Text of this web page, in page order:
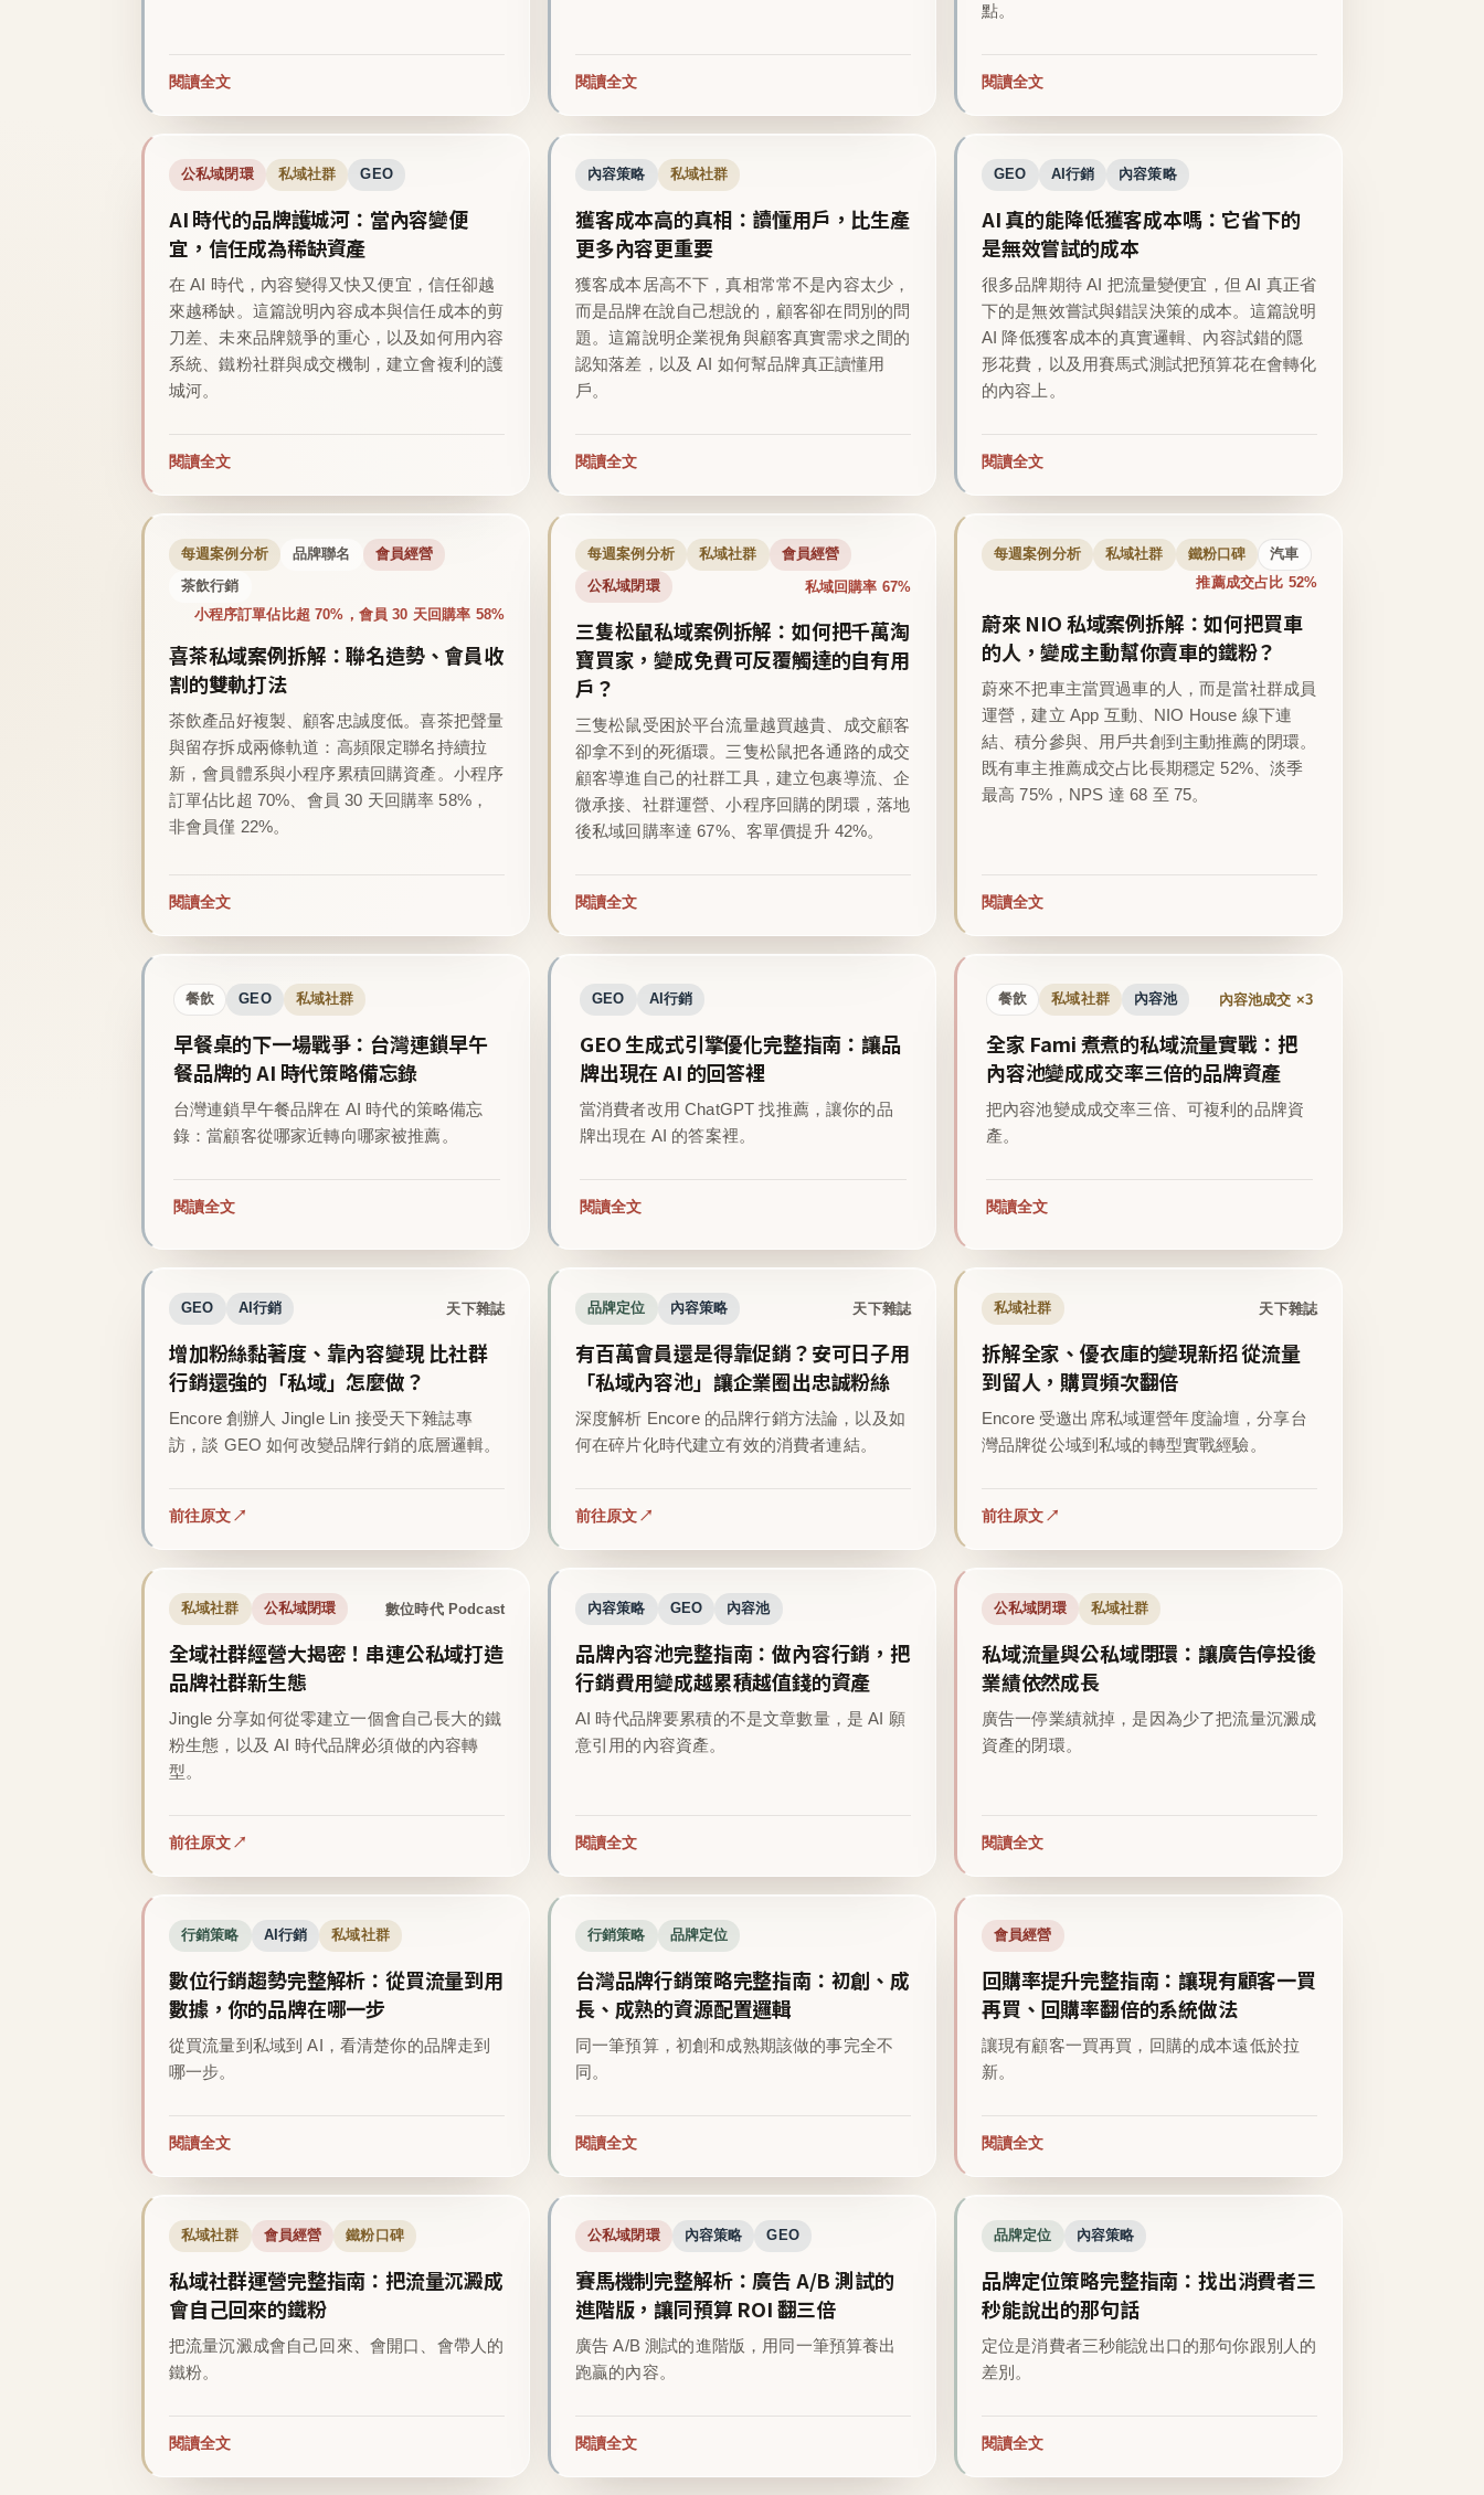
閱讀全文 閱讀全文
點。
閱讀全文
公私域閉環 私域社群 GEO
AI 時代的品牌護城河：當內容變便
宜，信任成為稀缺資產
在 AI 時代，內容變得又快又便宜，信任卻越
來越稀缺。這篇說明內容成本與信任成本的剪
刀差、未來品牌競爭的重心，以及如何用內容
系統、鐵粉社群與成交機制，建立會複利的護
城河。
閱讀全文
內容策略 私域社群
獲客成本高的真相：讀懂用戶，比生產
更多內容更重要
獲客成本居高不下，真相常常不是內容太少，
而是品牌在說自己想說的，顧客卻在問別的問
題。這篇說明企業視角與顧客真實需求之間的
認知落差，以及 AI 如何幫品牌真正讀懂用
戶。
閱讀全文
GEO AI行銷 內容策略
AI 真的能降低獲客成本嗎：它省下的
是無效嘗試的成本
很多品牌期待 AI 把流量變便宜，但 AI 真正省
下的是無效嘗試與錯誤決策的成本。這篇說明
AI 降低獲客成本的真實邏輯、內容試錯的隱
形花費，以及用賽馬式測試把預算花在會轉化
的內容上。
閱讀全文
每週案例分析 品牌聯名 會員經營
茶飲行銷
小程序訂單佔比超 70%，會員 30 天回購率 58%
喜茶私域案例拆解：聯名造勢、會員收
割的雙軌打法
茶飲產品好複製、顧客忠誠度低。喜茶把聲量
與留存拆成兩條軌道：高頻限定聯名持續拉
新，會員體系與小程序累積回購資產。小程序
訂單佔比超 70%、會員 30 天回購率 58%，
非會員僅 22%。
閱讀全文
每週案例分析 私域社群 會員經營
公私域閉環 私域回購率 67%
三隻松鼠私域案例拆解：如何把千萬淘
寶買家，變成免費可反覆觸達的自有用
戶？
三隻松鼠受困於平台流量越買越貴、成交顧客
卻拿不到的死循環。三隻松鼠把各通路的成交
顧客導進自己的社群工具，建立包裹導流、企
微承接、社群運營、小程序回購的閉環，落地
後私域回購率達 67%、客單價提升 42%。
閱讀全文
每週案例分析 私域社群 鐵粉口碑 汽車
推薦成交占比 52%
蔚來 NIO 私域案例拆解：如何把買車
的人，變成主動幫你賣車的鐵粉？
蔚來不把車主當買過車的人，而是當社群成員
運營，建立 App 互動、NIO House 線下連
結、積分參與、用戶共創到主動推薦的閉環。
既有車主推薦成交占比長期穩定 52%、淡季
最高 75%，NPS 達 68 至 75。
閱讀全文
餐飲 GEO 私域社群
早餐桌的下一場戰爭：台灣連鎖早午
餐品牌的 AI 時代策略備忘錄
台灣連鎖早午餐品牌在 AI 時代的策略備忘
錄：當顧客從哪家近轉向哪家被推薦。
閱讀全文
GEO AI行銷
GEO 生成式引擎優化完整指南：讓品
牌出現在 AI 的回答裡
當消費者改用 ChatGPT 找推薦，讓你的品
牌出現在 AI 的答案裡。
閱讀全文
餐飲 私域社群 內容池 內容池成交 ×3
全家 Fami 煮煮的私域流量實戰：把
內容池變成成交率三倍的品牌資產
把內容池變成成交率三倍、可複利的品牌資
產。
閱讀全文
GEO AI行銷 天下雜誌
增加粉絲黏著度、靠內容變現 比社群
行銷還強的「私域」怎麼做？
Encore 創辦人 Jingle Lin 接受天下雜誌專
訪，談 GEO 如何改變品牌行銷的底層邏輯。
前往原文
品牌定位 內容策略 天下雜誌
有百萬會員還是得靠促銷？安可日子用
「私域內容池」讓企業圈出忠誠粉絲
深度解析 Encore 的品牌行銷方法論，以及如
何在碎片化時代建立有效的消費者連結。
前往原文
私域社群 天下雜誌
拆解全家、優衣庫的變現新招 從流量
到留人，購買頻次翻倍
Encore 受邀出席私域運營年度論壇，分享台
灣品牌從公域到私域的轉型實戰經驗。
前往原文
私域社群 公私域閉環 數位時代 Podcast
全域社群經營大揭密！串連公私域打造
品牌社群新生態
Jingle 分享如何從零建立一個會自己長大的鐵
粉生態，以及 AI 時代品牌必須做的內容轉
型。
前往原文
內容策略 GEO 內容池
品牌內容池完整指南：做內容行銷，把
行銷費用變成越累積越值錢的資產
AI 時代品牌要累積的不是文章數量，是 AI 願
意引用的內容資產。
閱讀全文
公私域閉環 私域社群
私域流量與公私域閉環：讓廣告停投後
業績依然成長
廣告一停業績就掉，是因為少了把流量沉澱成
資產的閉環。
閱讀全文
行銷策略 AI行銷 私域社群
數位行銷趨勢完整解析：從買流量到用
數據，你的品牌在哪一步
從買流量到私域到 AI，看清楚你的品牌走到
哪一步。
閱讀全文
行銷策略 品牌定位
台灣品牌行銷策略完整指南：初創、成
長、成熟的資源配置邏輯
同一筆預算，初創和成熟期該做的事完全不
同。
閱讀全文
會員經營
回購率提升完整指南：讓現有顧客一買
再買、回購率翻倍的系統做法
讓現有顧客一買再買，回購的成本遠低於拉
新。
閱讀全文
私域社群 會員經營 鐵粉口碑
私域社群運營完整指南：把流量沉澱成
會自己回來的鐵粉
把流量沉澱成會自己回來、會開口、會帶人的
鐵粉。
閱讀全文
公私域閉環 內容策略 GEO
賽馬機制完整解析：廣告 A/B 測試的
進階版，讓同預算 ROI 翻三倍
廣告 A/B 測試的進階版，用同一筆預算養出
跑贏的內容。
閱讀全文
品牌定位 內容策略
品牌定位策略完整指南：找出消費者三
秒能說出的那句話
定位是消費者三秒能說出口的那句你跟別人的
差別。
閱讀全文